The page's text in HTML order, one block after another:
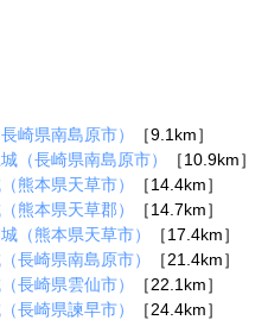
崎県南島原市）
［9.1km］
（長崎県南島原市）
［10.9km］
熊本県天草市）
［14.4km］
熊本県天草郡）
［14.7km］
城（熊本県天草市）
［17.4km］
長崎県南島原市）
［21.4km］
長崎県雲仙市）
［22.1km］
長崎県諫早市）
［24.4km］